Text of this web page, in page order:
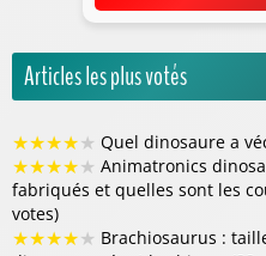
Articles les plus votés
★★★★★ Quel dinosaure a
★★★★★ Animatronics
fabriqués et quelles sont les
votes)
★★★★★ Brachiosaurus :